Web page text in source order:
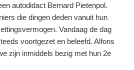
autodidact Bernard Pietenpol.
die dingen deden vanuit hun
Vandaag de dag
voortgezet en beleefd. Alfons
zijn inmiddels bezig met hun 2e